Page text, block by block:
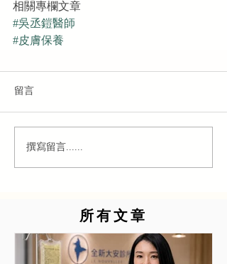
相關專欄文章
#吳丞鎧醫師
#皮膚保養
留言
撰寫留言......
所有文章